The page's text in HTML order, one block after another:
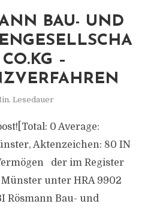
BAU- UND
–
Lesedauer
0 Average:
Aktenzeichen: 80 IN
der im Register
unter HRA 9902
Rösmann Bau- und